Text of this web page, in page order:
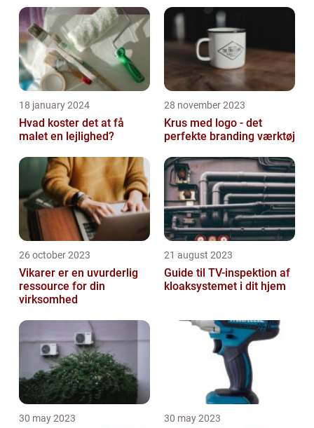
18 january 2024
Hvad koster det at få
malet en lejlighed?
28 november 2023
Krus med logo - det
perfekte branding værktøj
26 october 2023
Vikarer er en uvurderlig
ressource for din
virksomhed
21 august 2023
Guide til TV-inspektion af
kloaksystemet i dit hjem
30 may 2023 30 may 2023